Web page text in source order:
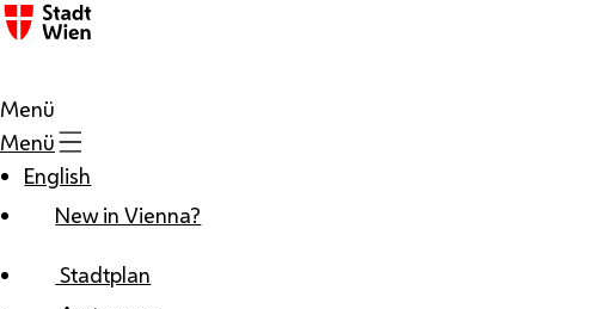
Zum Inhalt
Menü
Menü
English
New in Vienna?
Stadtplan